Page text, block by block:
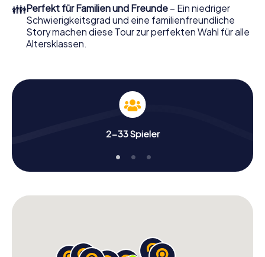
👪Perfekt für Familien und Freunde – Ein niedriger
Schwierigkeitsgrad und eine familienfreundliche
Story machen diese Tour zur perfekten Wahl für alle
Altersklassen.
2-33 Spieler